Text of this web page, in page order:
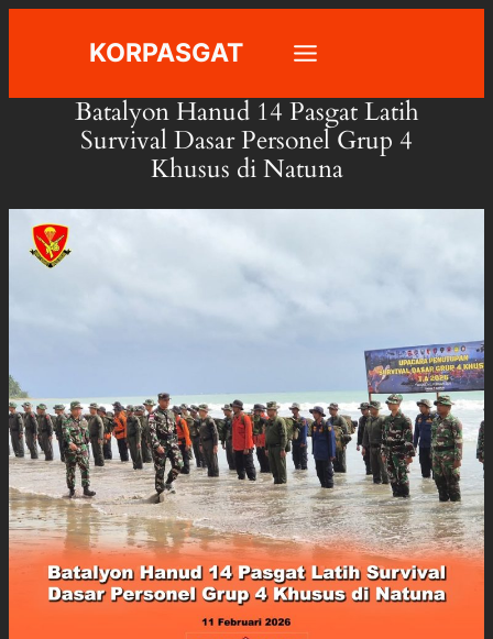
KORPASGAT
Batalyon Hanud 14 Pasgat Latih
Survival Dasar Personel Grup 4
Khusus di Natuna